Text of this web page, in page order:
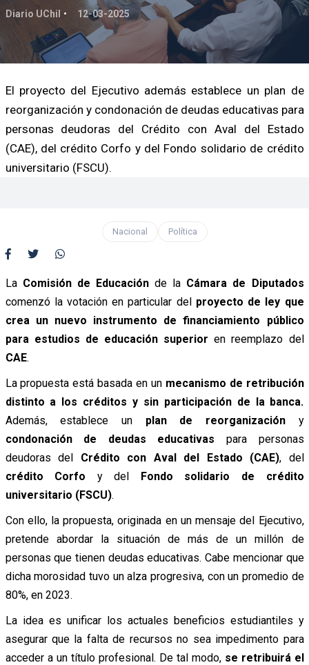
Diario UChil 12-03-2025
El proyecto del Ejecutivo además establece un plan de
reorganización y condonación de deudas educativas para
personas deudoras del Crédito con Aval del Estado
(CAE), del crédito Corfo y del Fondo solidario de crédito
universitario (FSCU).
Nacional Política
La Comisión de Educaciónde la Cámara de Diputados
comenzó la votación en particular del proyecto de ley que
crea un nuevo instrumento de financiamiento público
para estudios de educación superior en reemplazo del
CAE.
La propuesta está basada en un mecanismo de retribución
distinto a los créditos y sin participación de la banca.
Además, establece un plan de reorganizacióny
condonación de deudas educativas para personas
deudoras del Crédito con Aval del Estado (CAE), del
crédito
Corfo y del Fondo solidario de crédito
universitario (FSCU).
Con ello, la propuesta, originada en un mensaje del Ejecutivo,
pretende abordar la situación de más de un millón de
personas que tienen deudas educativas. Cabe mencionar que
dicha morosidad tuvo un alza progresiva, con un promedio de
80%, en 2023.
La idea es unificar los actuales beneficios estudiantiles y
asegurar que la falta de recursos no sea impedimento para
acceder a un título profesional. De tal modo, se retribuirá el